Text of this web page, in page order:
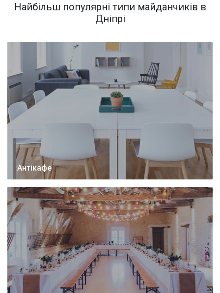
Найбільш популярні типи майданчиків в
Дніпрі
Антікафе